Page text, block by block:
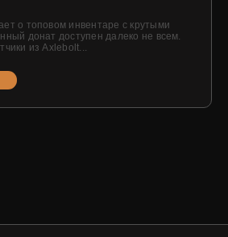
о топовом инвентаре с крутыми
донат доступен далеко не всем.
из Axlebolt...